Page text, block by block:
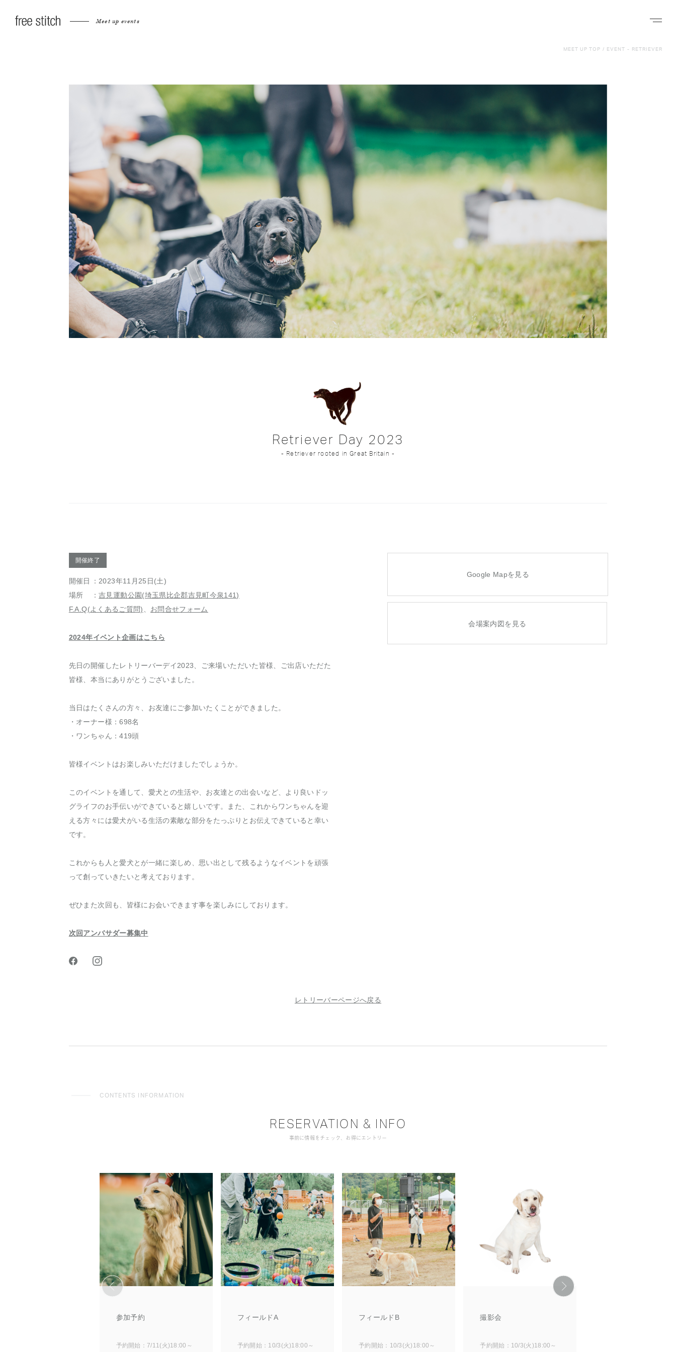
Meet up events ナビゲ
MEET UP TOP / EVENT - RETRIEVER
Retriever Day 2023
- Retriever rooted in Great Britain -
開催終了
開催日
：2023年11月25日(土)
場所
：吉見運動公園(埼玉県比企郡吉見町今泉141)
F.A.Q(よくあるご質問)
お問合せフォーム
2024年イベント企画はこちら
先日の開催したレトリーバーデイ2023、ご来場いただいた皆様、ご出店いただた
皆様、本当にありがとうございました。
当日はたくさんの方々、お友達にご参加いたくことができました。
・オーナー様：698名
・ワンちゃん：419頭
皆様イベントはお楽しみいただけましたでしょうか。
このイベントを通して、愛犬との生活や、お友達との出会いなど、より良いドッ
グライフのお手伝いができていると嬉しいです。また、これからワンちゃんを迎
える方々には愛犬がいる生活の素敵な部分をたっぷりとお伝えできていると幸い
です。
これからも人と愛犬とが一緒に楽しめ、思い出として残るようなイベントを頑張
って創っていきたいと考えております。
ぜひまた次回も、皆様にお会いできます事を楽しみにしております。
次回アンバサダー募集中
Google Mapを見る
会場案内図を見る
レトリーバーページへ戻る
CONTENTS INFORMATION
RESERVATION & INFO
事前に情報をチェック、お得にエントリー
参加予約
予約開始：7/11(火)18:00～
フィールドA
予約開始：10/3(火)18:00～
フィールドB
予約開始：10/3(火)18:00～
撮影会
予約開始：10/3(火)18:00～